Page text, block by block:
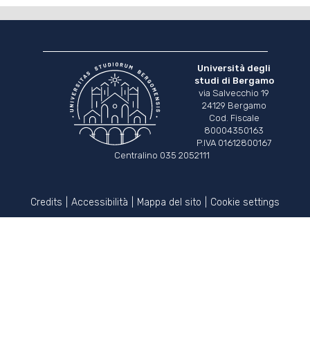
Università degli
studi di Bergamo
via Salvecchio 19
24129 Bergamo
Cod. Fiscale
80004350163
P.IVA 01612800167
Centralino 035 2052111
Credits Accessibilità Mappa del sito Cookie settings